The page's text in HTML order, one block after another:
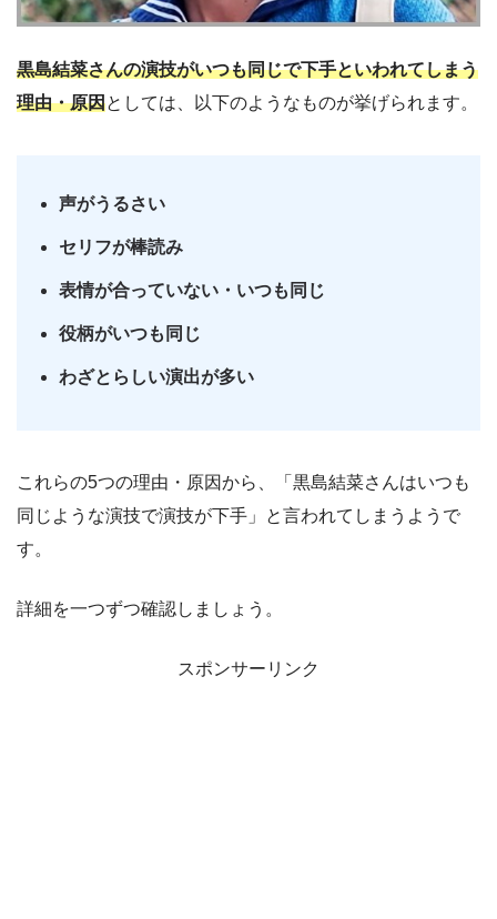
黒島結菜さんの演技がいつも同じで下手といわれてしまう
理由・原因としては、以下のようなものが挙げられます。
声がうるさい
セリフが棒読み
表情が合っていない・いつも同じ
役柄がいつも同じ
わざとらしい演出が多い
これらの5つの理由・原因から、「黒島結菜さんはいつも
同じような演技で演技が下手」と言われてしまうようで
す。
詳細を一つずつ確認しましょう。
スポンサーリンク